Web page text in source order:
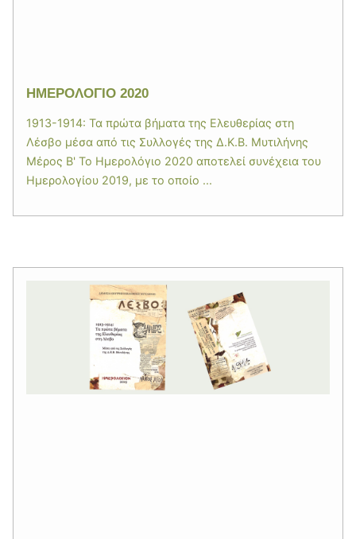
ΗΜΕΡΟΛΟΓΙΟ 2020
1913-1914: Τα πρώτα βήματα της Ελευθερίας στη
Λέσβο μέσα από τις Συλλογές της Δ.Κ.Β. Μυτιλήνης
Μέρος Β' Το Ημερολόγιο 2020 αποτελεί συνέχεια του
Ημερολογίου 2019, με το οποίο ...